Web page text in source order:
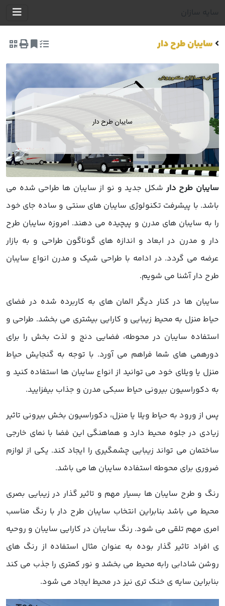
سایه سازان
سایبان طرح دار
سایبان طرح دارشکل جدید و نو از سایبان ها طراحی شده می
باشد. با پیشرفت تکنولوژی سایبان های سنتی و ساده جای خود
را به سایبان های مدرن و پیچیده می دهند. امروزه سایبان طرح
دار و مدرن در ابعاد و اندازه های گوناگون طراحی و به بازار
عرضه می گردد. در ادامه با طراحی شیک و مدرن انواع سایبان
طرح دار آشنا می شویم.
سایبان ها در کنار دیگر المان های به کاربرده شده در فضای
حیاط منزل به محیط زیبایی و کارایی بیشتری می بخشد. طراحی و
استفاده سایبان در محوطه، فضایی دنج و لذت بخش را برای
دورهمی های شما فراهم می آورد. با توجه به گنجایش حیاط
منزل یا ویلای خود می توانید از انواع سایبان ها استفاده کنید و
به دکوراسیون بیرونی حیاط سبکی مدرن و جذاب بیفزایید.
پس از ورود به حیاط ویلا یا منزل، دکوراسیون بخش بیرونی تاثیر
زیادی در جلوه محیط دارد و هماهنگی این فضا با نمای خارجی
ساختمان می تواند زیبایی چشمگیری را ایجاد کند. یکی از لوازم
ضروری برای محوطه استفاده سایبان ها می باشد.
رنگ و طرح سایبان ها بسیار مهم و تاثیر گذار در زیبایی بصری
محیط می باشد بنابراین انتخاب سایبان طرح دار با رنگ مناسب
امری مهم تلقی می شود. رنگ سایبان در کارایی سایبان و روحیه
ی افراد تاثیر گذار بوده به عنوان مثال استفاده از رنگ های
روشن شادابی رابه محیط می بخشد و نور کمتری را جذب می کند
بنابراین سایه ی خنک تری نیز در محیط ایجاد می شود.